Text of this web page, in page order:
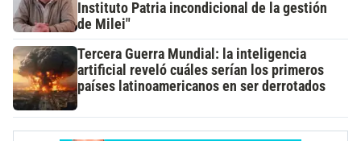
Instituto Patria incondicional de la gestión
de Milei"
Tercera Guerra Mundial: la inteligencia
artificial reveló cuáles serían los primeros
países latinoamericanos en ser derrotados